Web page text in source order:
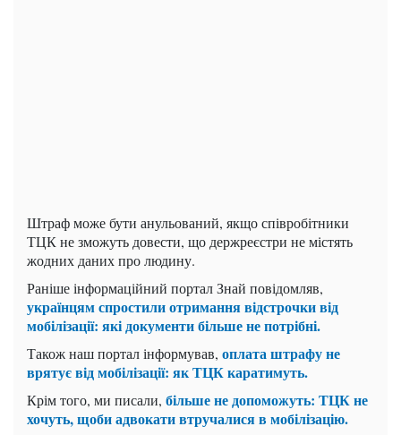
Штраф може бути анульований, якщо співробітники
ТЦК не зможуть довести, що держреєстри не містять
жодних даних про людину.
Раніше інформаційний портал Знай повідомляв,
українцям спростили отримання відстрочки від
мобілізації: які документи більше не потрібні.
Також наш портал інформував, оплата штрафу не
врятує від мобілізації: як ТЦК каратимуть.
Крім того, ми писали, більше не допоможуть: ТЦК не
хочуть, щоби адвокати втручалися в мобілізацію.